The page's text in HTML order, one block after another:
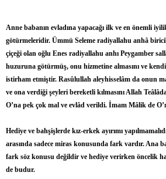
Anne babanın evladına yapacağı ilk ve en önemli
götürmeleridir. Ümmü Seleme radiyallahu anhâ
çiçeği olan oğlu Enes radiyallahu anhı Peygamber
huzuruna götürmüş, onu hizmetine almasını ve
istirham etmiştir. Rasûlullah aleyhisselâm da onun
ve ona verdiği şeyleri bereketli kılmasını Allah
O’na pek çok mal ve evlâd verildi. İmam Mâlik de
Hediye ve bahşişlerde kız-erkek ayırımı
arasında sadece miras konusunda fark vardır. Ana
fark söz konusu değildir ve hediye verirken öncelik
de budur.